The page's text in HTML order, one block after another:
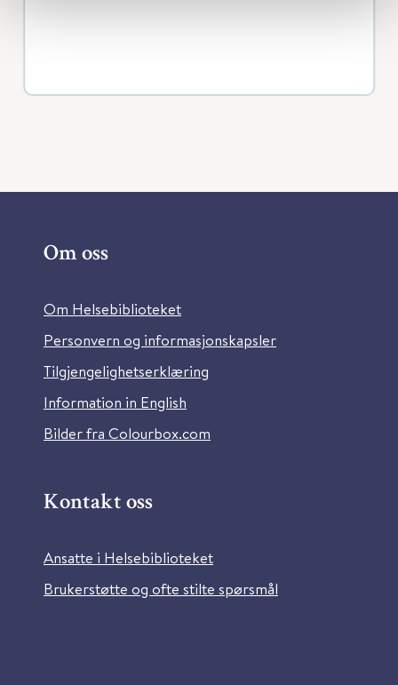
Om oss
Om Helsebiblioteket
Personvern og informasjonskapsler
Tilgjengelighetserklæring
Information in English
Bilder fra Colourbox.com
Kontakt oss
Ansatte i Helsebiblioteket
Brukerstøtte og ofte stilte spørsmål